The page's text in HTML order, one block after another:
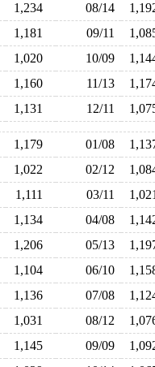
1,234 08/14
1,181 09/11
1,020 10/09
1,160 11/13
1,131 12/11
1,179 01/08
1,022 02/12
1,111 03/11
1,134 04/08
1,206 05/13
1,104 06/10
1,136 07/08
1,031 08/12
1,145 09/09